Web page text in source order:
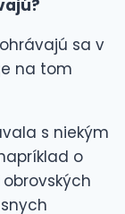
sa v
na tom
s niekým
o